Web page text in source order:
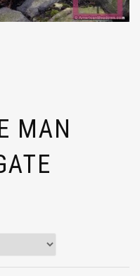
MAN